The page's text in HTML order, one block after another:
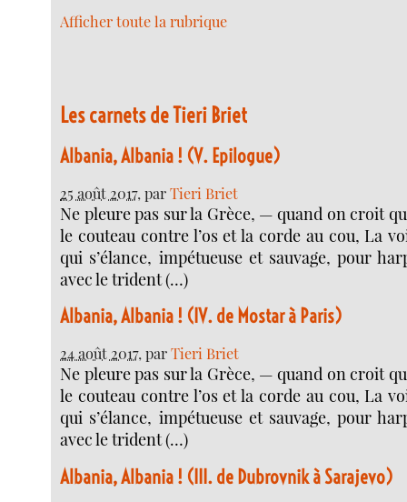
Afficher toute la rubrique
Les carnets de Tieri Briet
Albania, Albania ! (V. Epilogue)
25 août 2017, parTieri Briet
Ne pleure pas sur la Grèce, — quand on croit
le couteau contre l’os et la corde au cou, La
qui s’élance, impétueuse et sauvage, pour
avec le trident (…)
Albania, Albania ! (IV. de Mostar à Paris)
24 août 2017, parTieri Briet
Ne pleure pas sur la Grèce, — quand on croit
le couteau contre l’os et la corde au cou, La
qui s’élance, impétueuse et sauvage, pour
avec le trident (…)
Albania, Albania ! (III. de Dubrovnik à Sarajevo)